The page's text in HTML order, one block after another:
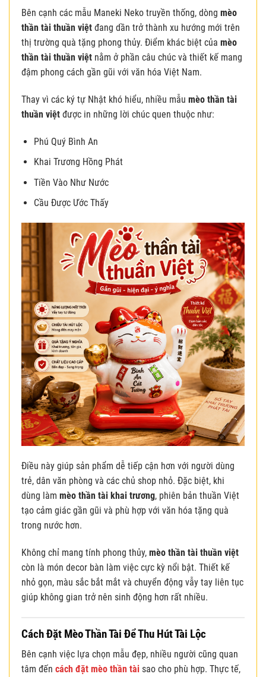
Bên cạnh các mẫu Maneki Neko truyền thống, dòng mèo
thần tài thuần việt đang dần trở thành xu hướng mới trên
thị trường quà tặng phong thủy. Điểm khác biệt của mèo
thần tài thuần việt nằm ở phần câu chúc và thiết kế mang
đậm phong cách gần gũi với văn hóa Việt Nam.
Thay vì các ký tự Nhật khó hiểu, nhiều mẫu mèo thần tài
thuần việt được in những lời chúc quen thuộc như:
Phú Quý Bình An
Khai Trương Hồng Phát
Tiền Vào Như Nước
Cầu Được Ước Thấy
Điều này giúp sản phẩm dễ tiếp cận hơn với người dùng
trẻ, dân văn phòng và các chủ shop nhỏ. Đặc biệt, khi
dùng làm mèo thần tài khai trương, phiên bản thuần Việt
tạo cảm giác gần gũi và phù hợp với văn hóa tặng quà
trong nước hơn.
Không chỉ mang tính phong thủy, mèo thần tài thuần việt
còn là món decor bàn làm việc cực kỳ nổi bật. Thiết kế
nhỏ gọn, màu sắc bắt mắt và chuyển động vẫy tay liên tục
giúp không gian trở nên sinh động hơn rất nhiều.
Cách Đặt Mèo Thần Tài Để Thu Hút Tài Lộc
Bên cạnh việc lựa chọn mẫu đẹp, nhiều người cũng quan
tâm đến cách đặt mèo thần tài sao cho phù hợp. Thực tế,